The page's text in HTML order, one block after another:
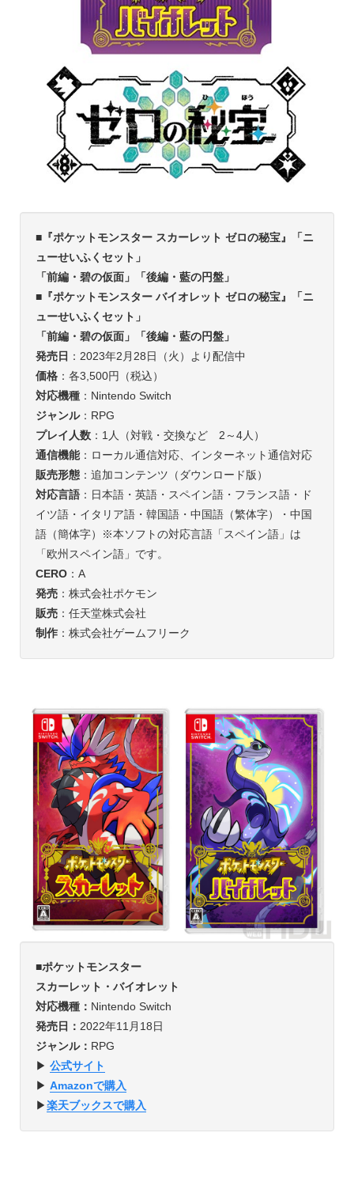
■『ポケットモンスター スカーレット ゼロの秘宝』「ニ
ューせいふくセット」
「前編・碧の仮面」「後編・藍の円盤」
■『ポケットモンスター バイオレット ゼロの秘宝』「ニ
ューせいふくセット」
「前編・碧の仮面」「後編・藍の円盤」
発売日 ：2023年2月28日（火）より配信中
価格：各3,500円（税込）
対応機種：Nintendo Switch
ジャンル：RPG
プレイ人数：1人（対戦・交換など 2～4人）
通信機能：ローカル通信対応、インターネット通信対応
販売形態：追加コンテンツ（ダウンロード版）
対応言語：日本語・英語・スペイン語・フランス語・ド
イツ語・イタリア語・韓国語・中国語（繁体字）・中国
語（簡体字）※本ソフトの対応言語「スペイン語」は
「欧州スペイン語」です。
CERO：A
発売：株式会社ポケモン
販売：任天堂株式会社
制作：株式会社ゲームフリーク
■ポケットモンスター
スカーレット・バイオレット
対応機種： Nintendo Switch
発売日： 2022年11月18日
ジャンル： RPG
▶︎ 公式サイト
▶︎ Amazonで購入
▶︎楽天ブックスで購入